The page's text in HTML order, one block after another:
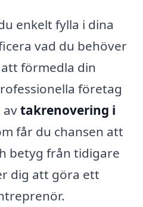
enkelt fylla i dina
vad du behöver
förmedla din
företag
avtakrenovering i
får du chansen att
betyg från tidigare
dig att göra ett